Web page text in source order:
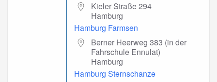
Kieler Straße 294
Hamburg
Hamburg Farmsen
Berner Heerweg 383 (in der
Fahrschule Ennulat)
Hamburg
Hamburg Sternschanze